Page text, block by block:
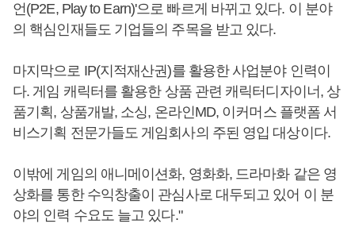
언(P2E, Play to Earn)'으로 빠르게 바뀌고 있다. 이 분야
의 핵심인재들도 기업들의 주목을 받고 있다.
마지막으로 IP(지적재산권)를 활용한 사업분야 인력이
다. 게임 캐릭터를 활용한 상품 관련 캐릭터디자이너, 상
품기획, 상품개발, 소싱, 온라인MD, 이커머스 플랫폼 서
비스기획 전문가들도 게임회사의 주된 영입 대상이다.
이밖에 게임의 애니메이션화, 영화화, 드라마화 같은 영
상화를 통한 수익창출이 관심사로 대두되고 있어 이 분
야의 인력 수요도 늘고 있다."